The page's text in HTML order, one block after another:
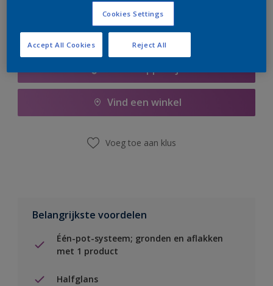
Vind een winkel
Voeg toe aan klus
Belangrijkste voordelen
Één-pot-systeem; gronden en aflakken
met 1 product
Halfglans
Cookies Settings
Reject All
Accept All Cookies